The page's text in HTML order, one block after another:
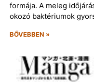
formája. A meleg
okozó baktériumok
BŐVEBBEN »